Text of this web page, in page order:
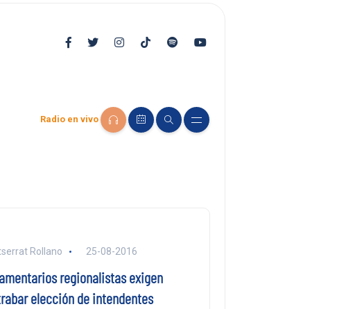
Radio en vivo
Rollano 25-08-2016
regionalistas exigen
elección de intendentes